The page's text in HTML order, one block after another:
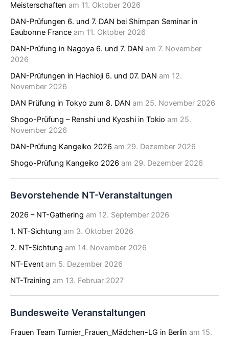
Meisterschaften am 11. Oktober 2026
DAN-Prüfungen 6. und 7. DAN bei Shimpan Seminar in
Eaubonne France am 11. Oktober 2026
DAN-Prüfung in Nagoya 6. und 7. DAN am 7. November
2026
DAN-Prüfungen in Hachioji 6. und 07. DAN am 12.
November 2026
DAN Prüfung in Tokyo zum 8. DAN am 25. November 2026
Shogo-Prüfung – Renshi und Kyoshi in Tokio am 25.
November 2026
DAN-Prüfung Kangeiko 2026 am 29. Dezember 2026
Shogo-Prüfung Kangeiko 2026 am 29. Dezember 2026
Bevorstehende NT-Veranstaltungen
2026 – NT-Gathering am 12. September 2026
1. NT-Sichtung am 3. Oktober 2026
2. NT-Sichtung am 14. November 2026
NT-Event am 5. Dezember 2026
NT-Training am 13. Februar 2027
Bundesweite Veranstaltungen
Frauen Team Turnier_Frauen_Mädchen-LG in Berlin am 15.